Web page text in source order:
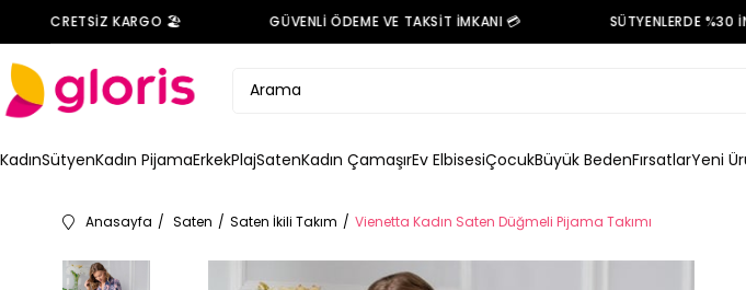
ÜCRETSİZ KARGO 🏖️ GÜVENLİ ÖDEME VE TAKSİT İMKANI 💳 SÜTYENLERDE %30
KadınSütyenKadın PijamaErkekPlajSatenKadın ÇamaşırEv ElbisesiÇocukBüyük BedenFırsatlarYeni
Anasayfa Saten Saten İkili Takım Vienetta Kadın Saten Düğmeli Pijama Takımı